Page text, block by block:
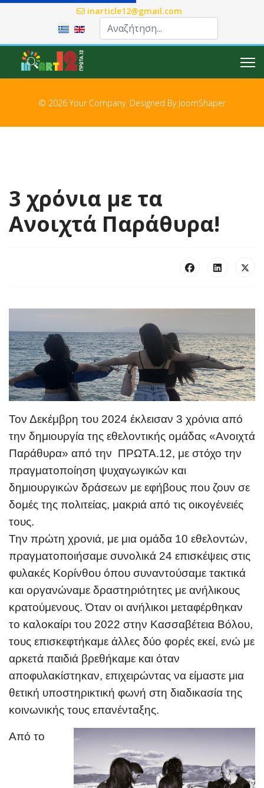
inarticle12@gmail.com
Επιλέξτε τη γλώσσα σας
© 2026 Your Company. Designed By JoomShaper
3 χρόνια με τα
Ανοιχτά Παράθυρα!
Τον Δεκέμβρη του 2024 έκλεισαν 3 χρόνια από
την δημιουργία της εθελοντικής ομάδας «Ανοιχτά
Παράθυρα» από την ΠΡΩΤΑ.12, με στόχο την
πραγματοποίηση ψυχαγωγικών και
δημιουργικών δράσεων με εφήβους που ζουν σε
δομές της πολιτείας, μακριά από τις οικογένειές
τους.
Την πρώτη χρονιά, με μια ομάδα 10 εθελοντών,
πραγματοποιήσαμε συνολικά 24 επισκέψεις στις
φυλακές Κορίνθου όπου συναντούσαμε τακτικά
και οργανώναμε δραστηριότητες με ανήλικους
κρατούμενους. Όταν οι ανήλικοι μεταφέρθηκαν
το καλοκαίρι του 2022 στην Κασσαβέτεια Βόλου,
τους επισκεφτήκαμε άλλες δύο φορές εκεί, ενώ με
αρκετά παιδιά βρεθήκαμε και όταν
αποφυλακίστηκαν, επιχειρώντας να είμαστε μια
θετική υποστηρικτική φωνή στη διαδικασία της
κοινωνικής τους επανένταξης.
Από το